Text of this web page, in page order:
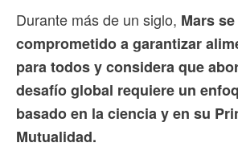
Durante más de un siglo, Mars
comprometido a garantizar
para todos y considera que
desafío global requiere un
basado en la ciencia y en su
Mutualidad.